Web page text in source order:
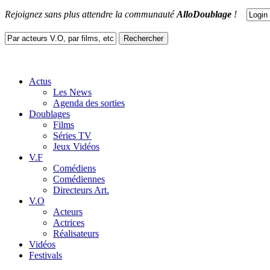
Rejoignez sans plus attendre la communautéAlloDoublage !
Actus
Les News
Agenda des sorties
Doublages
Films
Séries TV
Jeux Vidéos
V.F
Comédiens
Comédiennes
Directeurs Art.
V.O
Acteurs
Actrices
Réalisateurs
Vidéos
Festivals